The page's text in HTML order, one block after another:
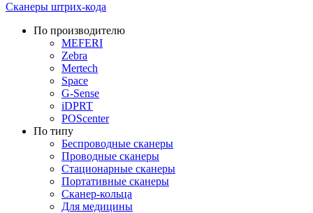
Сканеры штрих-кода
По производителю
MEFERI
Zebra
Mertech
Space
G-Sense
iDPRT
POScenter
По типу
Беспроводные сканеры
Проводные сканеры
Стационарные сканеры
Портативные сканеры
Сканер-кольца
Для медицины